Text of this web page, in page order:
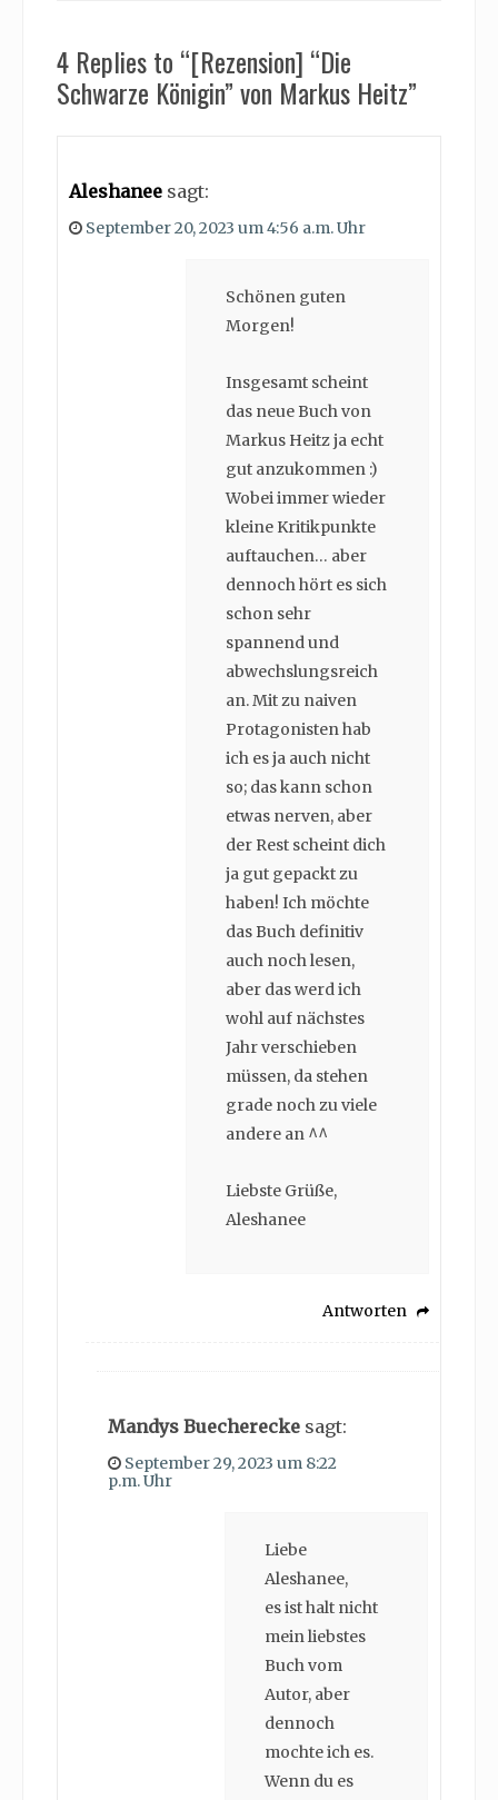
4 Replies to “[Rezension] “Die
Schwarze Königin” von Markus Heitz”
Aleshanee sagt:
September 20, 2023 um 4:56 a.m. Uhr
Schönen guten
Morgen!
Insgesamt scheint
das neue Buch von
Markus Heitz ja echt
gut anzukommen :)
Wobei immer wieder
kleine Kritikpunkte
auftauchen… aber
dennoch hört es sich
schon sehr
spannend und
abwechslungsreich
an. Mit zu naiven
Protagonisten hab
ich es ja auch nicht
so; das kann schon
etwas nerven, aber
der Rest scheint dich
ja gut gepackt zu
haben! Ich möchte
das Buch definitiv
auch noch lesen,
aber das werd ich
wohl auf nächstes
Jahr verschieben
müssen, da stehen
grade noch zu viele
andere an ^^
Liebste Grüße,
Aleshanee
Antworten
Mandys Buecherecke sagt:
September 29, 2023 um 8:22
p.m. Uhr
Liebe
Aleshanee,
es ist halt nicht
mein liebstes
Buch vom
Autor, aber
dennoch
mochte ich es.
Wenn du es